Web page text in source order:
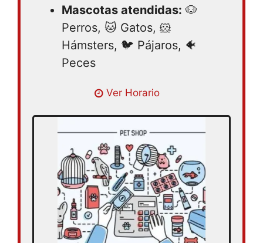
Mascotas atendidas: 🐶
Perros, 🐱 Gatos, 🐹
Hámsters, 🐦 Pájaros, 🐠
Peces
Lunes 09:00 – 18:00 | Martes 09:00 –
09:00 – 18:00 | Viernes 09:00 – 18:00 |
Sabado 09:00 – 18:00
Ver Horario